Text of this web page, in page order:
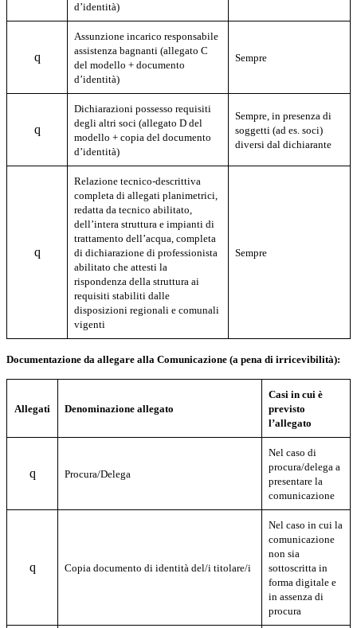
d’identità)
q
Assunzione incarico responsabile
assistenza bagnanti (allegato C
del modello + documento
d’identità)
Sempre
q
Dichiarazioni possesso requisiti
degli altri soci (allegato D del
modello + copia del documento
d’identità)
Sempre, in presenza di
soggetti (ad es. soci)
diversi dal dichiarante
q
Relazione tecnico-descrittiva
completa di allegati planimetrici,
redatta da tecnico abilitato,
dell’intera struttura e impianti di
trattamento dell’acqua, completa
di dichiarazione di professionista
abilitato che attesti la
rispondenza della struttura ai
requisiti stabiliti dalle
disposizioni regionali e comunali
vigenti
Sempre
Documentazione da allegare alla Comunicazione (a pena di irricevibilità):
Allegati Denominazione allegato
Casi in cui è
previsto
l’allegato
q Procura/Delega
Nel caso di
procura/delega a
presentare la
comunicazione
q Copia documento di identità del/i titolare/i
Nel caso in cui la
comunicazione
non sia
sottoscritta in
forma digitale e
in assenza di
procura